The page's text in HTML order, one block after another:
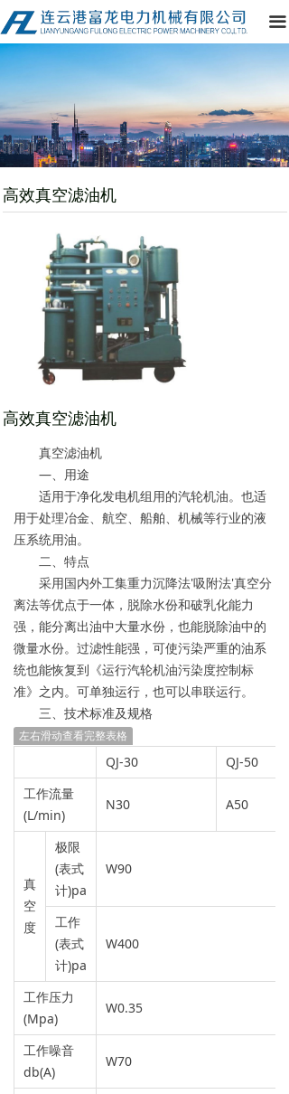
끀
网站首页
公司简介
产品中心
客户案例
厂区实力
资讯动态
在线留言
联系我们
真空滤油机
—、用途
适用于净化发电机组用的汽轮机油。也适
用于处理冶金、航空、船舶、机械等行业的液
压系统用油。
二、特点
采用国内外工集重力沉降法'吸附法'真空分
离法等优点于一体，脱除水份和破乳化能力
强，能分离出油中大量水份，也能脱除油中的
微量水份。过滤性能强，可使污染严重的油系
统也能恢复到《运行汽轮机油污染度控制标
准》之内。可单独运行，也可以串联运行。
三、技术标准及规格
左右滑动查看完整表格
QJ-30
QJ-50
工作流量
(L/min)
N30 A50
真
空
度
极限
(表式
计)pa
W90
工作
(表式
计)pa
W400
工作压力
(Mpa)
W0.35
工作噪音
db(A)
W70
高效真空滤油机
高效真空滤油机